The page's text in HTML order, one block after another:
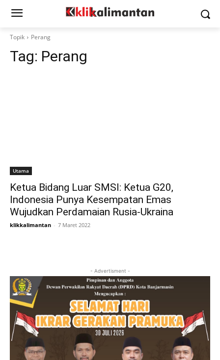
Topik Perang
Tag: Perang
Utama
Ketua Bidang Luar SMSI: Ketua G20,
Indonesia Punya Kesempatan Emas
Wujudkan Perdamaian Rusia-Ukraina
klikkalimantan - 7 Maret 2022
- Advertisment -